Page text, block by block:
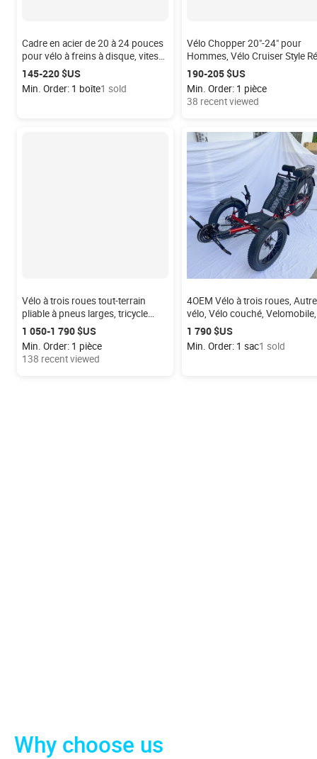
Cadre en acier de 20 à 24 pouces
pour vélo à freins à disque, vitesse
unique, cadre rigide, capacité de
charge de 150 kg
145-220 $US
Min. Order: 1 boîte1 sold
Vélo Chopper 20"-24" pour
Hommes, Vélo Cruiser Style
Vélo de Plage, Vélo Chopper
190-205 $US
Min. Order: 1 pièce
38 recent viewed
Vélo à trois roues tout-terrain
pliable à pneus larges, tricycle
électrique à roues inclinées
1 050-1 790 $US
Min. Order: 1 pièce
138 recent viewed
4OEM Vélo à trois roues, Autre
vélo, Vélo couché, Velomobile,
Tricycle à pneus larges
1 790 $US
Min. Order: 1 sac1 sold
Why choose us